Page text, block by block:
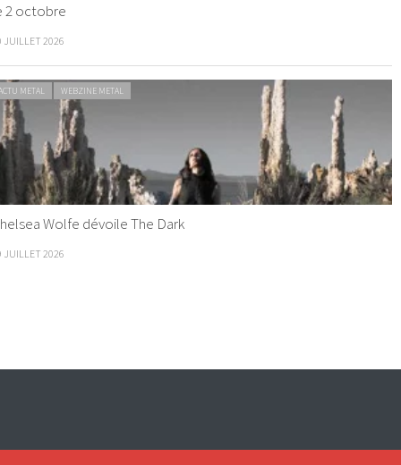
2 octobre
JUILLET 2026
METAL WEBZINE METAL
Wolfe dévoile The Dark
JUILLET 2026